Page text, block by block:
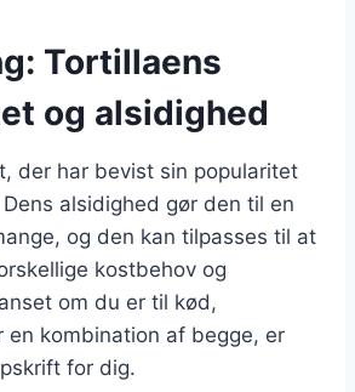
Tortillaens
og alsidighed
der har bevist sin popularitet
alsidighed gør den til en
og den kan tilpasses til at
kostbehov og
om du er til kød,
en kombination af begge, er
for dig.